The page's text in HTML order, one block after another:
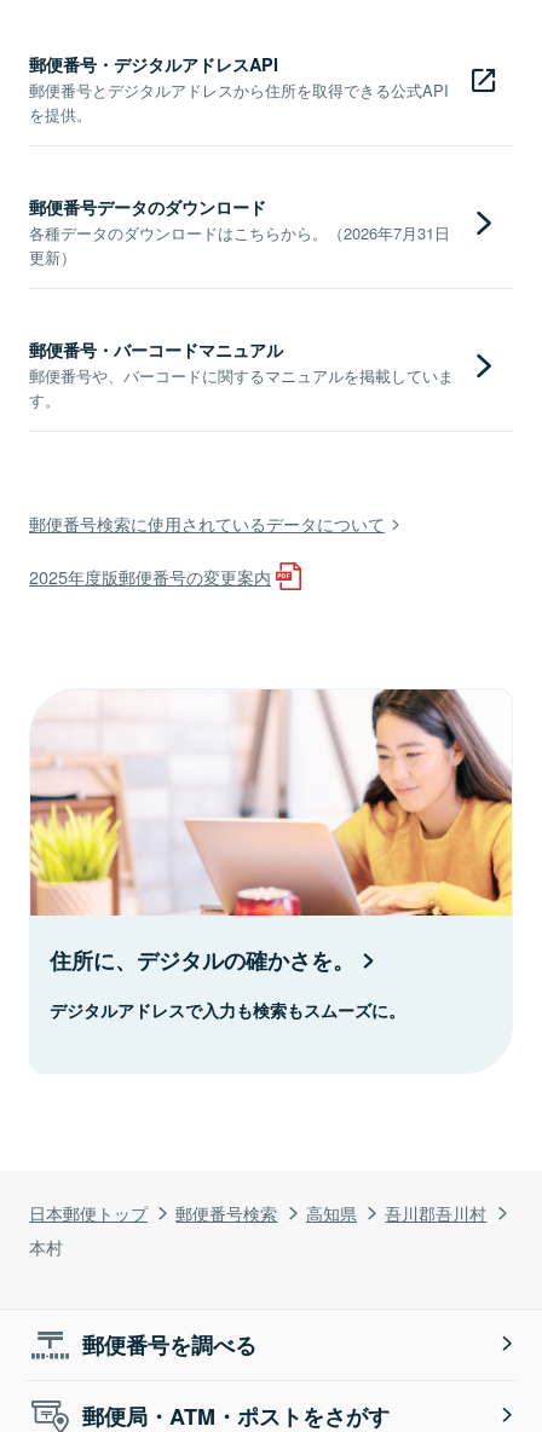
日本郵便トップ 郵便番号検索 高知県
吾川郡吾川村
本村
郵便番号・デジタルアドレスAPI
郵便番号とデジタルアドレスから住所を取得できる公式API
を提供。
郵便番号データのダウンロード
各種データのダウンロードはこちらから。（2026年7月31日
更新）
郵便番号・バーコードマニュアル
郵便番号や、バーコードに関するマニュアルを掲載していま
す。
郵便番号検索に使用されているデータについて
2025年度版郵便番号の変更案内
住所に、デジタルの確かさを。
デジタルアドレスで入力も検索もスムーズに。
郵便番号を調べる
郵便局・ATM・ポストをさがす